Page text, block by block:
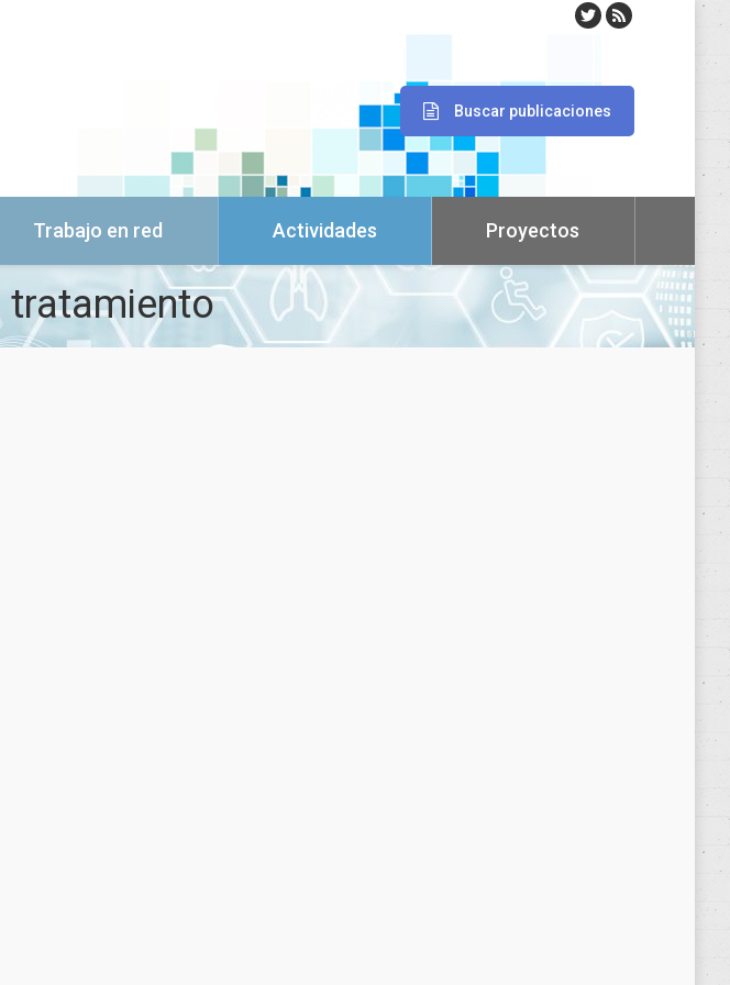
Buscar publicaciones
Trabajo en red Actividades Proyectos
tratamiento